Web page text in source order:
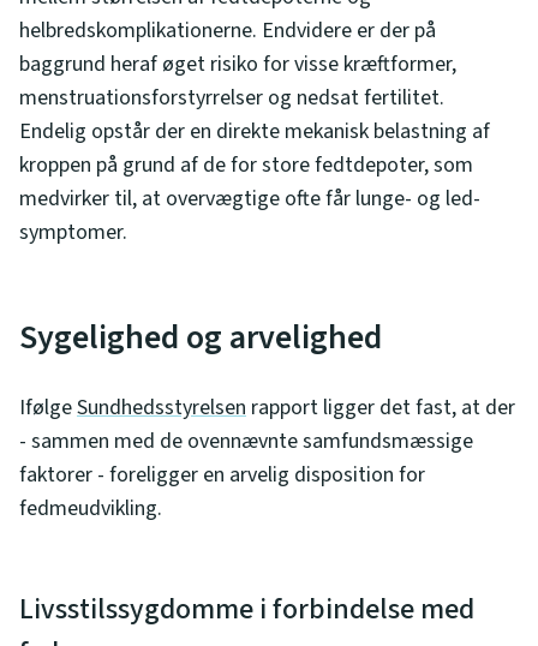
helbredskomplikationerne. Endvidere er der på
baggrund heraf øget risiko for visse kræftformer,
menstruationsforstyrrelser og nedsat fertilitet.
Endelig opstår der en direkte mekanisk belastning af
kroppen på grund af de for store fedtdepoter, som
medvirker til, at overvægtige ofte får lunge- og led-
symptomer.
Sygelighed og arvelighed
IfølgeSundhedsstyrelsen rapport ligger det fast, at der
- sammen med de ovennævnte samfundsmæssige
faktorer - foreligger en arvelig disposition for
fedmeudvikling.
Livsstilssygdomme i forbindelse med